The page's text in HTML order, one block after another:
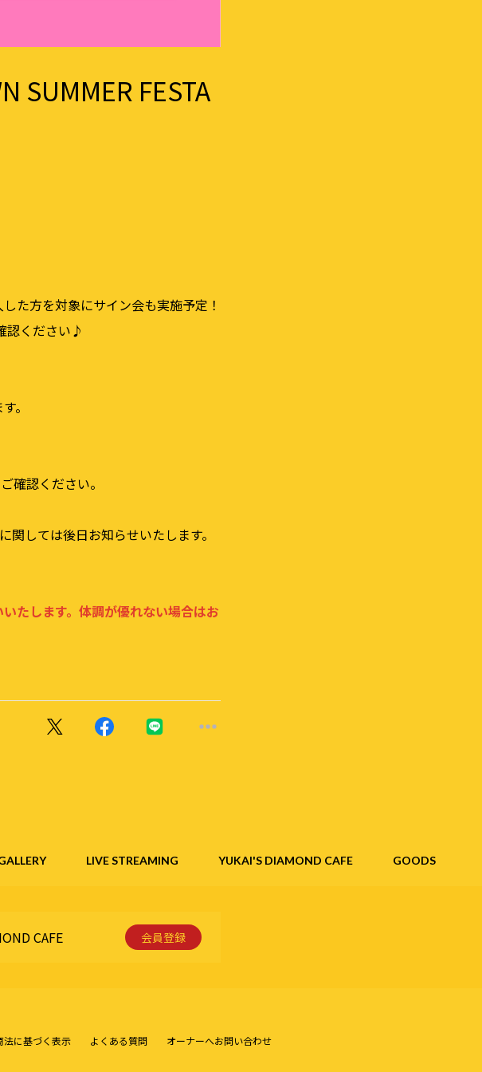
SUMMER FESTA
た方を対象にサイン会も実施予定！
認ください♪
。
確認ください。
しては後日お知らせいたします。
たします。体調が優れない場合はお
LIVE STREAMING YUKAI'S DIAMOND CAFE GOODS
CAFE 会員登録
法に基づく表示 よくある質問 オーナーへお問い合わせ